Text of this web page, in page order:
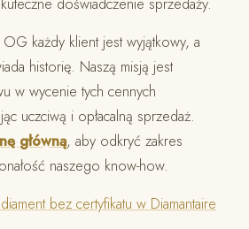
każdy klient jest wyjątkowy, a
historię. Naszą misją jest
w wycenie tych cennych
uczciwą i opłacalną sprzedaż.
główną, aby odkryć zakres
naszego know-how.
bez certyfikatu w Diamantaire